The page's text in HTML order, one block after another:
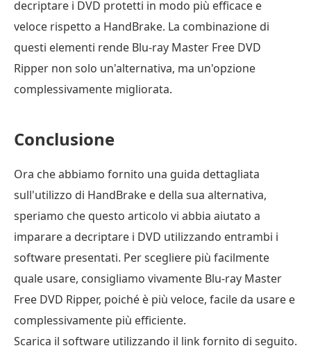
decriptare i DVD protetti in modo più efficace e
veloce rispetto a HandBrake. La combinazione di
questi elementi rende Blu-ray Master Free DVD
Ripper non solo un'alternativa, ma un'opzione
complessivamente migliorata.
Conclusione
Ora che abbiamo fornito una guida dettagliata
sull'utilizzo di HandBrake e della sua alternativa,
speriamo che questo articolo vi abbia aiutato a
imparare a decriptare i DVD utilizzando entrambi i
software presentati. Per scegliere più facilmente
quale usare, consigliamo vivamente Blu-ray Master
Free DVD Ripper, poiché è più veloce, facile da usare e
complessivamente più efficiente.
Scarica il software utilizzando il link fornito di seguito.